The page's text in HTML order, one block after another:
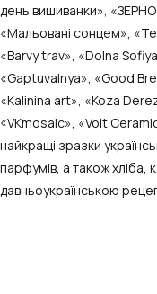
день вишиванки»,
«Мальовані сонцем»,
«Barvy trav», «Dolna
«Gaptuvalnya», «Good
«Kalinina art», «Koza
«VKmosaic», «Voit
найкращі зразки
парфумів, а також хліба,
давньоукраїнською